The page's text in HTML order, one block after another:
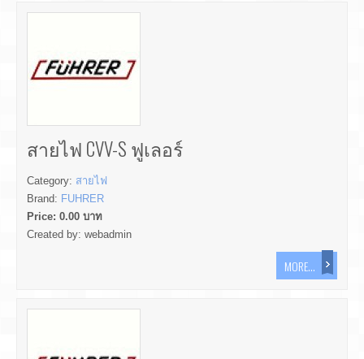
สายไฟ CVV-S ฟูเลอร์
Category: สายไฟ
Brand: FUHRER
Price: 0.00 บาท
Created by: webadmin
MORE...